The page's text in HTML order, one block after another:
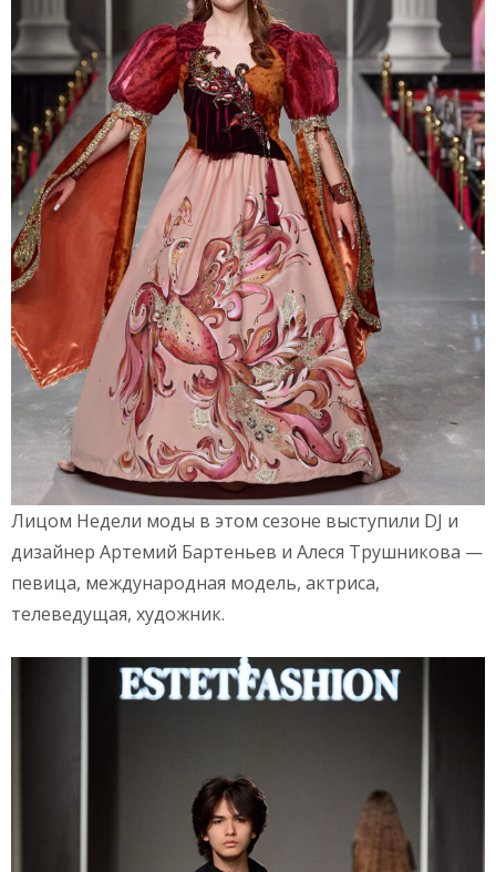
Лицом Недели моды в этом сезоне выступили DJ и
дизайнер Артемий Бартеньев и Алеся Трушникова —
певица, международная модель, актриса,
телеведущая, художник.